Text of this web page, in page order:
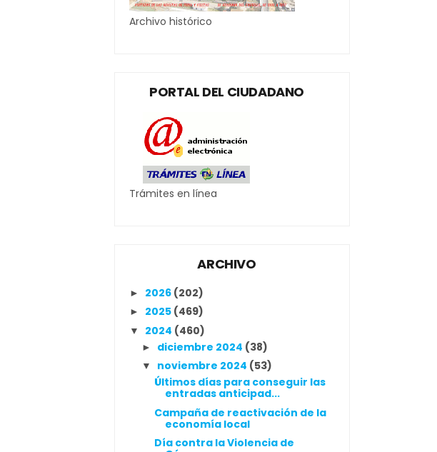
Archivo histórico
PORTAL DEL CIUDADANO
Trámites en línea
ARCHIVO
► 2026 (202)
► 2025 (469)
▼ 2024 (460)
► diciembre 2024 (38)
▼ noviembre 2024 (53)
Últimos días para conseguir las
entradas anticipad...
Campaña de reactivación de la
economía local
Día contra la Violencia de